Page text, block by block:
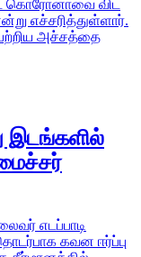
கொரோனாவை விட
எச்சரித்துள்ளார்.
அச்சத்தை
இடங்களில்
எடப்பாடி
கவன ஈர்ப்பு